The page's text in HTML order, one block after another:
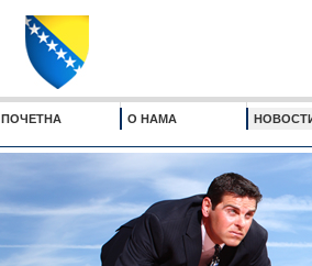
ПОЧЕТНА О НАМА